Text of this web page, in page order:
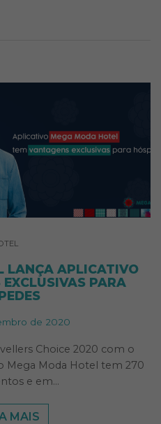
LANÇA APLICATIVO
PARA
de 2020
Choice 2020 com o
Mega Moda Hotel tem 270
e em…
MAIS